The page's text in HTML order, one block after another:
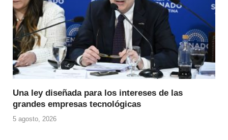
Una ley diseñada para los intereses de las
grandes empresas tecnológicas
5 agosto, 2026